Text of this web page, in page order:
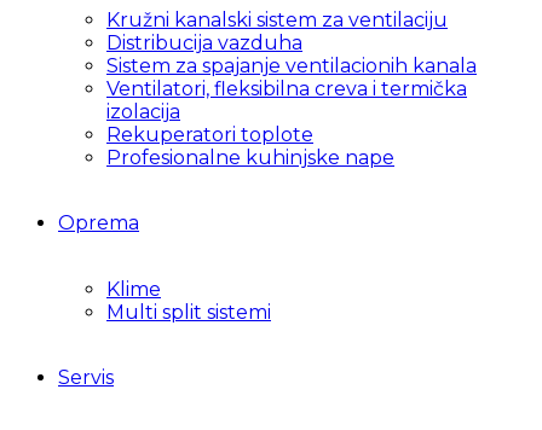
Kružni kanalski sistem za ventilaciju
Distribucija vazduha
Sistem za spajanje ventilacionih kanala
Ventilatori, fleksibilna creva i termička
izolacija
Rekuperatori toplote
Profesionalne kuhinjske nape
Oprema
Klime
Multi split sistemi
Servis